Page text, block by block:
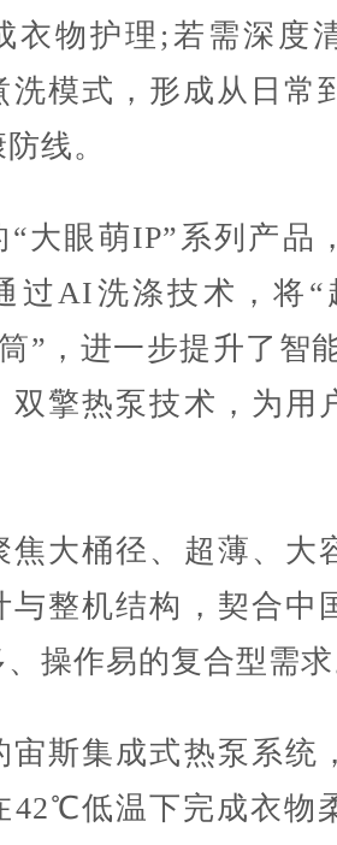
衣物护理;若需深度
模式，形成从日常
线。
眼萌IP”系列产品
过AI洗涤技术，将“
”，进一步提升了智
双擎热泵技术，为用
桶径、超薄、大
与整机结构，契合中
操作易的复合型需
集成式热泵系统
42℃低温下完成衣物